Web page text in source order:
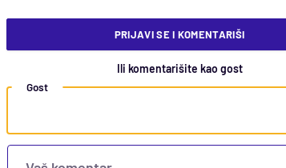
PRIJAVI SE I KOMENTARIŠI
Ili komentarišite kao gost
Gost